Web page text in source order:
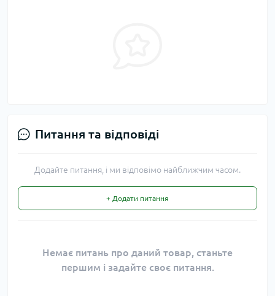
Питання та відповіді
Додайте питання, і ми відповімо найближчим часом.
+ Додати питання
Немає питань про даний товар, станьте
першим і задайте своє питання.